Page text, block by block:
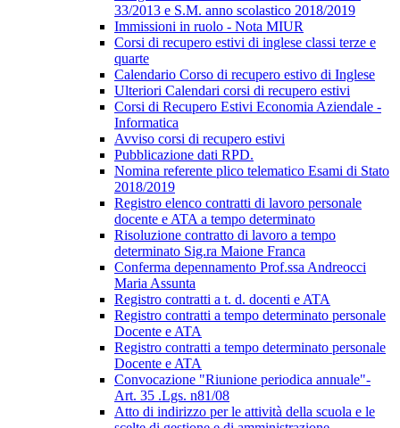
33/2013 e S.M. anno scolastico 2018/2019
Immissioni in ruolo - Nota MIUR
Corsi di recupero estivi di inglese classi terze e
quarte
Calendario Corso di recupero estivo di Inglese
Ulteriori Calendari corsi di recupero estivi
Corsi di Recupero Estivi Economia Aziendale -
Informatica
Avviso corsi di recupero estivi
Pubblicazione dati RPD.
Nomina referente plico telematico Esami di Stato
2018/2019
Registro elenco contratti di lavoro personale
docente e ATA a tempo determinato
Risoluzione contratto di lavoro a tempo
determinato Sig.ra Maione Franca
Conferma depennamento Prof.ssa Andreocci
Maria Assunta
Registro contratti a t. d. docenti e ATA
Registro contratti a tempo determinato personale
Docente e ATA
Registro contratti a tempo determinato personale
Docente e ATA
Convocazione "Riunione periodica annuale"-
Art. 35 .Lgs. n81/08
Atto di indirizzo per le attività della scuola e le